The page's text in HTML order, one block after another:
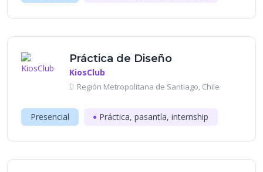
Práctica de Diseño
KiosClub
Región Metropolitana de Santiago, Chile
Presencial Práctica, pasantía, internship